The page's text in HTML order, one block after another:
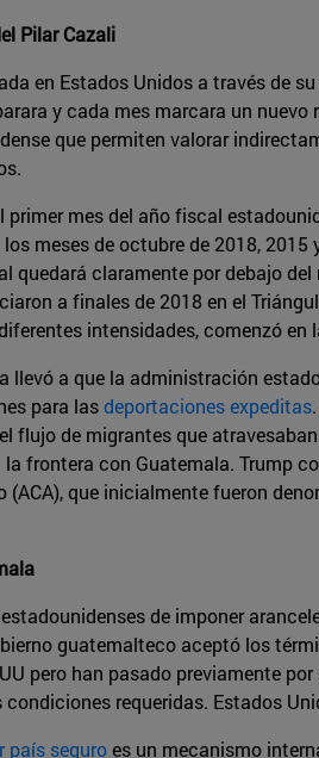
Pilar Cazali
en Estados Unidos a través de
y cada mes marcara un
que permiten valorar
primer mes del año fiscal
meses de octubre de 2018,
quedará claramente por debajo
a finales de 2018 en el
intensidades, comenzó
llevó a que la administración
para lasdeportaciones expeditas
flujo de migrantes que
frontera con Guatemala. Trump
(ACA), que inicialmente fueron
de imponer
guatemalteco aceptó los
pero han pasado previamente
condiciones requeridas. Estados
país seguroes un mecanismo